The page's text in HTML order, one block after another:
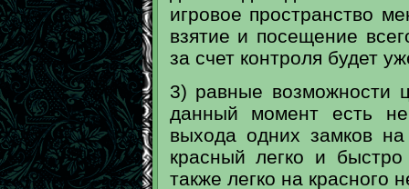
игровое пространство
взятие и посещение
за счет контроля будет
3) равные возможности
данный момент есть
выхода одних замков
красный легко и
также легко на красного